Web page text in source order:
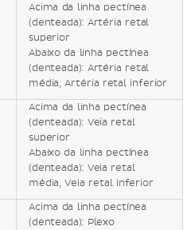
Acima da linha pectínea
(denteada): Artéria retal
superior
Abaixo da linha pectínea
(denteada): Artéria retal
média, Artéria retal inferior
Acima da linha pectínea
(denteada): Veia retal
superior
Abaixo da linha pectínea
(denteada): Veia retal
média, Veia retal inferior
Acima da linha pectínea
(denteada): Plexo